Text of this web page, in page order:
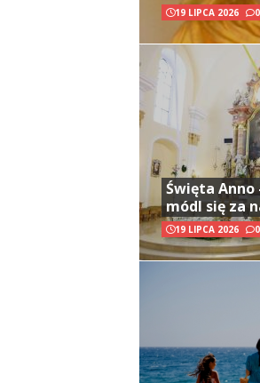
19 LIPCA 2026 0
Święta Anno
módl się za
19 LIPCA 2026 0